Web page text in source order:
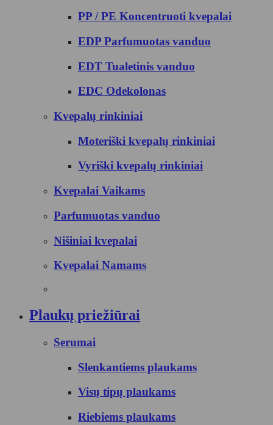
PP / PE Koncentruoti kvepalai
EDP Parfumuotas vanduo
EDT Tualetinis vanduo
EDC Odekolonas
Kvepalų rinkiniai
Moteriški kvepalų rinkiniai
Vyriški kvepalų rinkiniai
Kvepalai Vaikams
Parfumuotas vanduo
Nišiniai kvepalai
Kvepalai Namams
Plaukų priežiūrai
Serumai
Slenkantiems plaukams
Visų tipų plaukams
Riebiems plaukams